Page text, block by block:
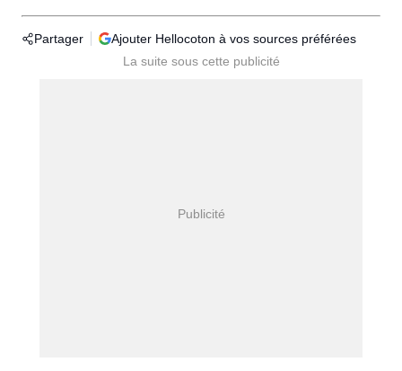
Partager Ajouter Hellocoton à vos sources préférées